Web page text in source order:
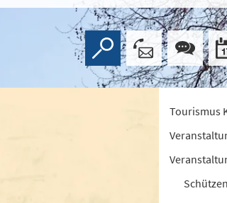
Tourismus